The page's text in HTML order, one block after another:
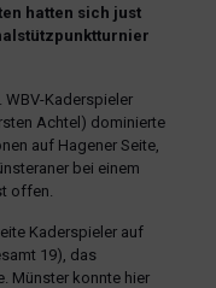
hatten sich just
Kaderspieler
Achtel) dominierte
auf Hagener Seite,
bei einem
offen.
Kaderspieler auf
19), das
Münster konnte hier